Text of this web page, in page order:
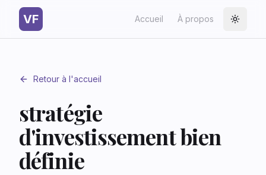
VF Accueil À propos Toggle
Retour à l'accueil
stratégie
d'investissement bien
définie